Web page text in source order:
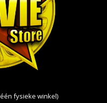
fysieke winkel)